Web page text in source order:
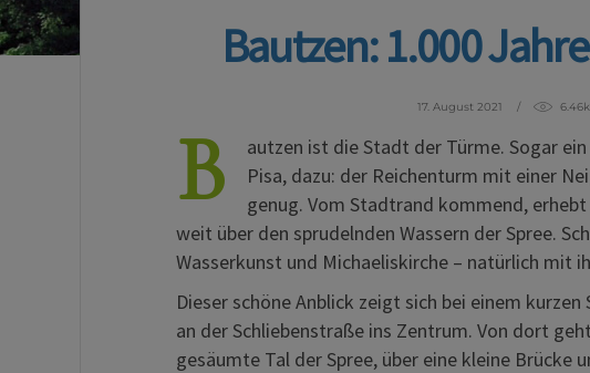
Bautzen: 1.000
17. August 2021 6.46k
B
autzen ist die Stadt der Türme. Sogar
Pisa, dazu: der Reichenturm mit einer
genug. Vom Stadtrand kommend,
weit über den sprudelnden Wassern der Spree.
Wasserkunst und Michaeliskirche – natürlich mit
Dieser schöne Anblick zeigt sich bei einem
an der Schliebenstraße ins Zentrum. Von dort
gesäumte Tal der Spree, über eine kleine